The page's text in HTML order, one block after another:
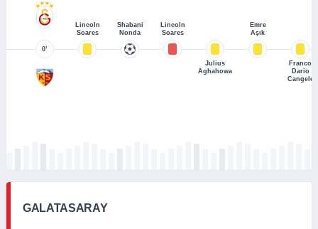
0’
Lincoln
Soares
Shabani
Nonda
Lincoln
Soares
Julius
Aghahowa
Emre
Aşık
Franco
Dario
Cangele
GALATASARAY